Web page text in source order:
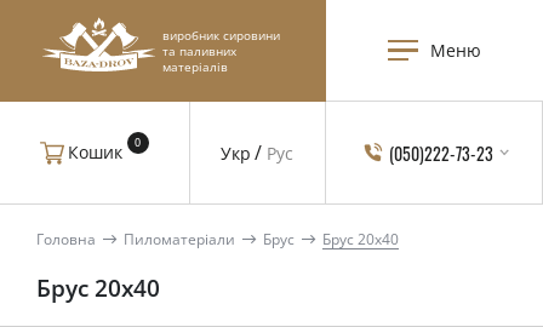
виробник сировини
та паливних
матеріалів
Меню
Укр Рус
Кошик 0 (050)222-73-23
Головна Пиломатеріали Брус Брус 20x40
Брус 20x40